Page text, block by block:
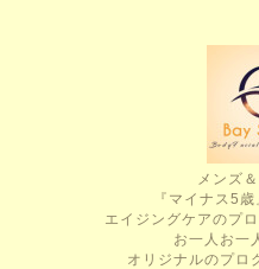
メンズ
『マイナス5
エイジングケアのプ
お一人お一
オリジナルのプロ